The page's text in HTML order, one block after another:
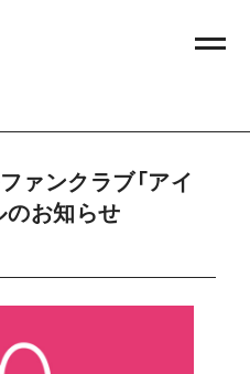
ァンクラブ「アイ
のお知らせ